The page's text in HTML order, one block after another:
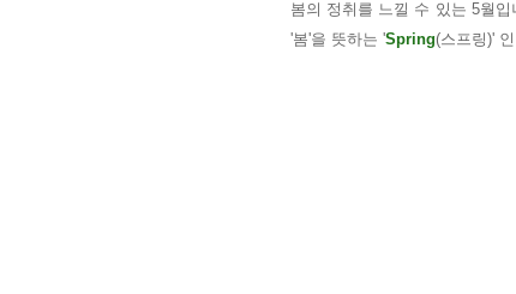
봄의 정취를 느낄 수 있는 5월
'봄'을 뜻하는 'Spring(스프링)'